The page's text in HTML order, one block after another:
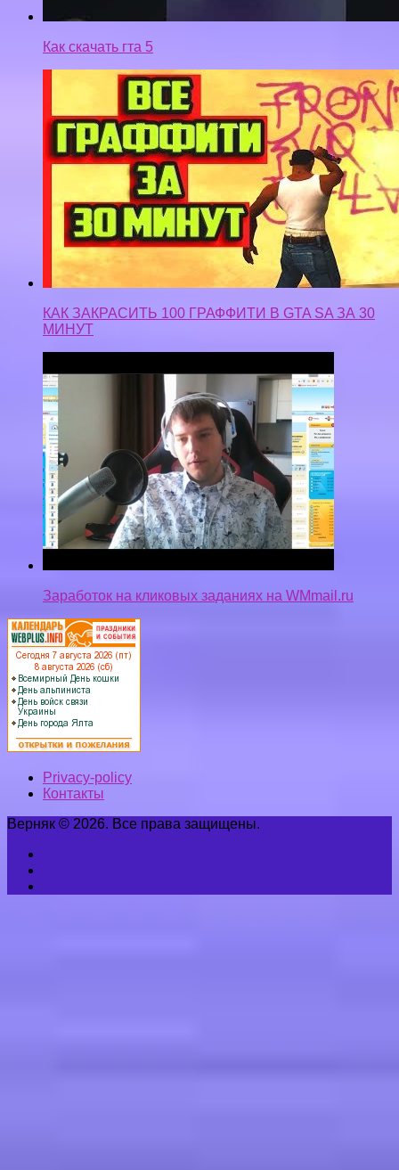
Как скачать гта 5
КАК ЗАКРАСИТЬ 100 ГРАФФИТИ В GTA SA ЗА 30
МИНУТ
Заработок на кликовых заданиях на WMmail.ru
Privacy-policy
Контакты
Верняк © 2026. Все права защищены.